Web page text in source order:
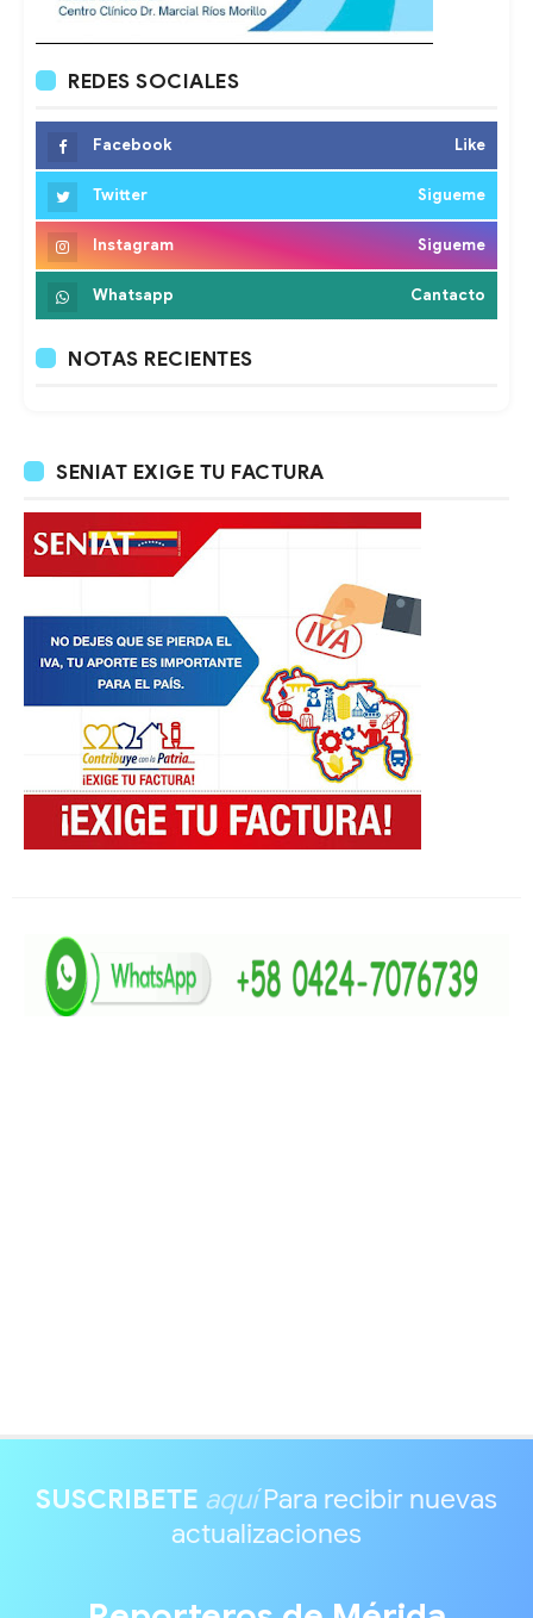
REDES SOCIALES
Facebook Like
Twitter Sigueme
Instagram Sigueme
Whatsapp Cantacto
NOTAS RECIENTES
SENIAT EXIGE TU FACTURA
SUSCRIBETE aquíPara recibir nuevas
actualizaciones